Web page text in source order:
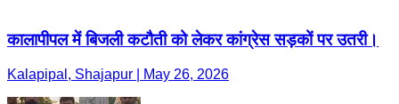
कालापीपल में बिजली कटौती को लेकर कांग्रेस सड़कों पर उतरी।
Kalapipal, Shajapur | May 26, 2026